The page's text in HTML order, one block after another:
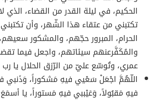
الحكيم، في ليلة القدر من القضاء، الذي
تكتبني من عتقاء هذا الشّهر، وأن
الحرام، المبرور حجّهم، والمشكور
والمُكَفَّرعنهم سيئاتهم، واجعل فيما
عمري، وتُوسّع عليّ من الرّزق الحلال يا رب
اللّهُمَّ اجْعَلْ سَعْيي فيهِ مَشكوراً، وَذَنبي
فيهِ مَقبُولاً، وَعَيْببي فيهِ مَستوراً، يا